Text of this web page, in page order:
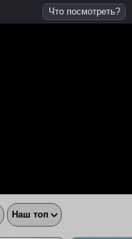
Наш топ
Что посмотреть?